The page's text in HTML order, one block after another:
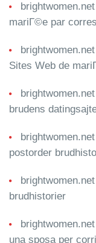
mariГ©e par
Sites Web de
brudens
postorder
brudhistorier
una sposa per